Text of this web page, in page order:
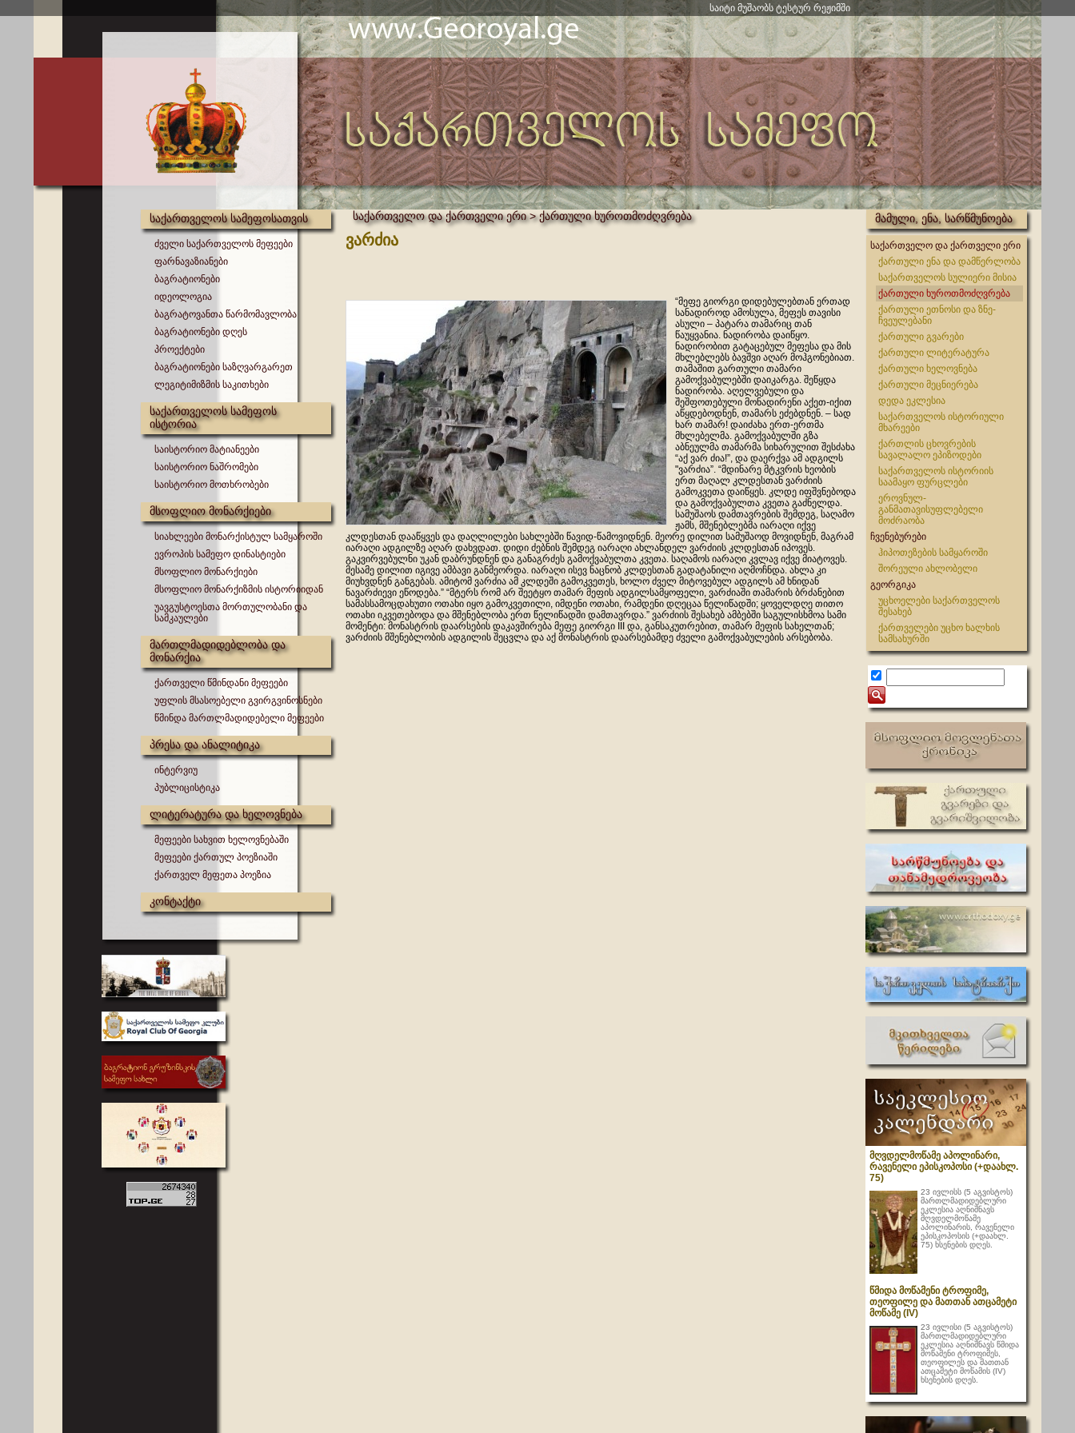
საიტი მუშაობს ტესტურ რეჟიმში
საქართველოს სამეფოსათვის
ძველი საქართველოს მეფეები
ფარნავაზიანები
ბაგრატიონები
იდეოლოგია
ბაგრატოვანთა წარმომავლობა
ბაგრატიონები დღეს
პროექტები
ბაგრატიონები საზღვარგარეთ
ლეგიტიმიზმის საკითხები
საქართველოს სამეფოს
ისტორია
საისტორიო მატიანეები
საისტორიო ნაშრომები
საისტორიო მოთხრობები
მსოფლიო მონარქიები
სიახლეები მონარქისტულ სამყაროში
ევროპის სამეფო დინასტიები
მსოფლიო მონარქიები
მსოფლიო მონარქიზმის ისტორიიდან
უავგუსტოესთა მორთულობანი და
სამკაულები
მართლმადიდებლობა და
მონარქია
ქართველი წმინდანი მეფეები
უფლის მსასოებელი გვირგვინოსნები
წმინდა მართლმადიდებელი მეფეები
პრესა და ანალიტიკა
ინტერვიუ
პუბლიცისტიკა
ლიტერატურა და ხელოვნება
მეფეები სახვით ხელოვნებაში
მეფეები ქართულ პოეზიაში
ქართველ მეფეთა პოეზია
კონტაქტი
საქართველო და ქართველი ერი > ქართული ხუროთმოძღვრება
ვარძია
“მეფე გიორგი დიდებულებთან ერთად
სანადიროდ ამოსულა, მეფეს თავისი
ასული – პატარა თამარიც თან
წაუყვანია. ნადირობა დაიწყო.
ნადირობით გატაცებულ მეფესა და მის
მხლებლებს ბავშვი აღარ მოჰგონებიათ.
თამაშით გართული თამარი
გამოქვაბულებში დაიკარგა. შეწყდა
ნადირობა. აღელვებული და
შეშფოთებული მონადირენი აქეთ-იქით
აწყდებოდნენ, თამარს ეძებდნენ. – სად
ხარ თამარ! დაიძახა ერთ-ერთმა
მხლებელმა. გამოქვაბულში გზა
აბნეულმა თამარმა სიხარულით შესძახა
“აქ ვარ ძია!”, და დაერქვა ამ ადგილს
"ვარძია”. “მდინარე მტკვრის ხეობის
ერთ მაღალ კლდესთან ვარძიის
გამოკვეთა დაიწყეს. კლდე იფშვნებოდა
და გამოქვაბულთა კვეთა გაძნელდა.
სამუშაოს დამთავრების შემდეგ, საღამო
ჟამს, მშენებლებმა იარაღი იქვე
კლდესთან დააწყვეს და დაღლილები სახლებში წავიდ-წამოვიდნენ. მეორე დილით სამუშაოდ მოვიდნენ, მაგრამ
იარაღი ადგილზე აღარ დახვდათ. დიდი ძებნის შემდეგ იარაღი ახლანდელ ვარძიის კლდესთან იპოვეს.
გაკვირვებულნი უკან დაბრუნდნენ და განაგრძეს გამოქვაბულთა კვეთა. საღამოს იარაღი კვლავ იქვე მიატოვეს.
მესამე დილით იგივე ამბავი განმეორდა. იარაღი ისევ ნაცნობ კლდესთან გადატანილი აღმოჩნდა. ახლა კი
მიუხვდნენ განგებას. ამიტომ ვარძია ამ კლდეში გამოკვეთეს, ხოლო ძველ მიტოვებულ ადგილს ამ ხნიდან
ნავარძიევი ეწოდება.” “მტერს რომ არ შეეტყო თამარ მეფის ადგილსამყოფელი, ვარძიაში თამარის ბრძანებით
სამასსამოცდახუთი ოთახი იყო გამოკვეთილი, იმდენი ოთახი, რამდენი დღეცაა წელიწადში; ყოველდღე თითო
ოთახი იკვეთებოდა და მშენებლობა ერთ წელიწადში დამთავრდა.” ვარძიის შესახებ ამბებში საგულისხმოა სამი
მომენტი: მონასტრის დაარსების დაკავშირება მეფე გიორგი III და, განსაკუთრებით, თამარ მეფის სახელთან;
ვარძიის მშენებლობის ადგილის შეცვლა და აქ მონასტრის დაარსებამდე ძველი გამოქვაბულების არსებობა.
მამული, ენა, სარწმუნოება
საქართველო და ქართველი ერი
ქართული ენა და დამწერლობა
საქართველოს სულიერი მისია
ქართული ხუროთმოძღვრება
ქართული ეთნოსი და ზნე-
ჩვეულებანი
ქართული გვარები
ქართული ლიტერატურა
ქართული ხელოვნება
ქართული მეცნიერება
დედა ეკლესია
საქართველოს ისტორიული
მხარეები
ქართლის ცხოვრების
სავალალო ეპიზოდები
საქართველოს ისტორიის
საამაყო ფურცლები
ეროვნულ-
განმათავისუფლებელი
მოძრაობა
ჩვენებურები
ჰიპოთეზების სამყაროში
შორეული ახლობელი
გეორგიკა
უცხოელები საქართველოს
შესახებ
ქართველები უცხო ხალხის
სამსახურში
მღვდელმოწამე აპოლინარი,
რავენელი ეპისკოპოსი (+დაახლ.
75)
23 ივლისს (5 აგვისტოს)
მართლმადიდებლური
ეკლესია აღნიშნავს
მღვდელმოწამე
აპოლინარის, რავენელი
ეპისკოპოსის (+დაახლ.
75) ხსენების დღეს.
წმიდა მოწამენი ტროფიმე,
თეოფილე და მათთან ათცამეტი
მოწამე (IV)
23 ივლისი (5 აგვისტოს)
მართლმადიდებლური
ეკლესია აღნიშნავს წმიდა
მოწამენი ტროფიმეს,
თეოფილეს და მათთან
ათცამეტი მოწამის (IV)
ხსენების დღეს.